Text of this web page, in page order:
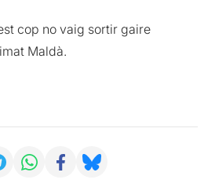
cop no vaig sortir gaire
Maldà.